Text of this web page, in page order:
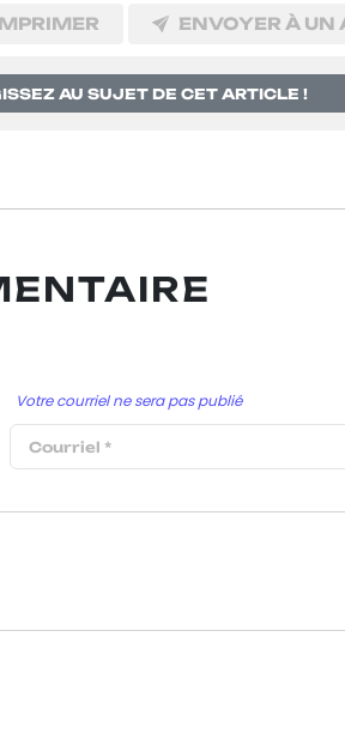
ENVOYER À UN
AU SUJET DE CET ARTICLE !
Votre courriel ne sera pas publié